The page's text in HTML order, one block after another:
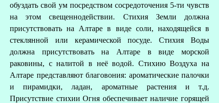
обуздать свой ум посредством сосредоточения 5-ти чувств
на этом свещеннодействии. Стихия Земли должна
присутствовать на Алтаре в виде соли, находящейся в
стеклянной или керамической посуде. Стихия Воды
должна присутствовать на Алтаре в виде морской
раковины, с налитой в неё водой. Стихию Воздуха на
Алтаре представляют благовония: ароматические палочки
и пирамидки, ладан, ароматные растения и т.д.
Присутствие стихии Огня обеспечивает наличие горящей